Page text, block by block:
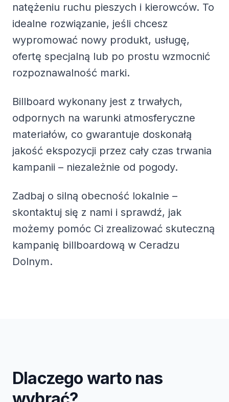
natężeniu ruchu pieszych i kierowców. To
idealne rozwiązanie, jeśli chcesz
wypromować nowy produkt, usługę,
ofertę specjalną lub po prostu wzmocnić
rozpoznawalność marki.
Billboard wykonany jest z trwałych,
odpornych na warunki atmosferyczne
materiałów, co gwarantuje doskonałą
jakość ekspozycji przez cały czas trwania
kampanii – niezależnie od pogody.
Zadbaj o silną obecność lokalnie –
skontaktuj się z nami i sprawdź, jak
możemy pomóc Ci zrealizować skuteczną
kampanię billboardową w Ceradzu
Dolnym.
Dlaczego warto nas